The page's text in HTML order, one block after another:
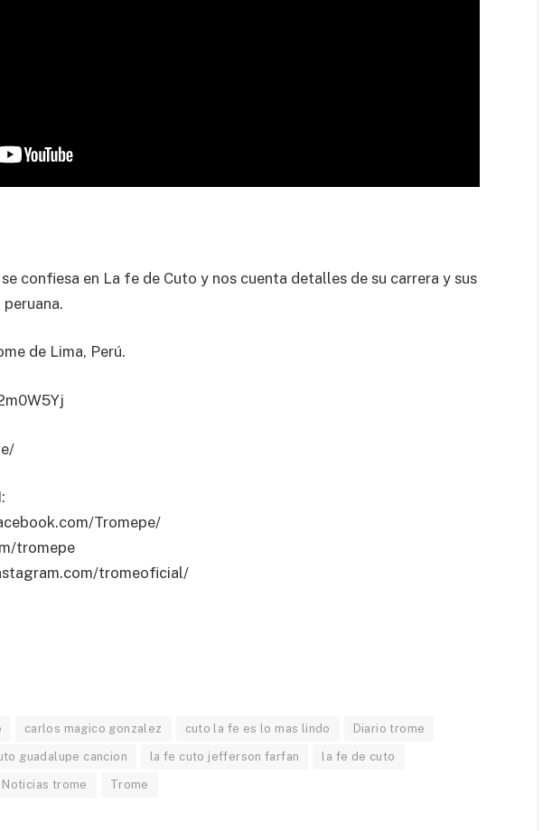
se confiesa en La fe de Cuto y nos cuenta detalles de su carrera y sus
de Lima, Perú.
Tromepe/
tromepe
tromeoficial/
carlos magico gonzalez cuto la fe es lo mas lindo Diario trome
guadalupe cancion la fe cuto jefferson farfan la fe de cuto
Noticias trome Trome